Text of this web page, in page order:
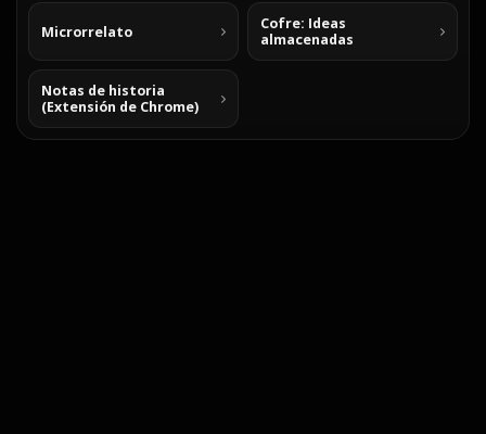
Microrrelato
Cofre: Ideas
almacenadas
Notas de historia
(Extensión de Chrome)